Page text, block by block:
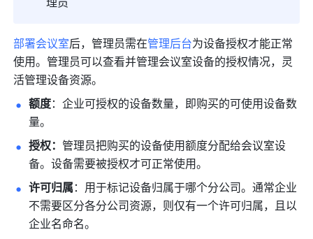
部署会议室后，管理员需在管理后台为设备授权才能正常
使用。管理员可以查看并管理会议室设备的授权情况，灵
活管理设备资源。
额度：企业可授权的设备数量，即购买的可使用设备数
量。
授权： 管理员把购买的设备使用额度分配给会议室设
备。设备需要被授权才可正常使用。
许可归属：用于标记设备归属于哪个分公司。通常企业
不需要区分各分公司资源，则仅有一个许可归属，且以
企业名命名。